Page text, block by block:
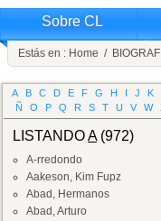
Sobre CL
Estás en : Home /
A B C D E F G H I J K
Ñ
O P Q R S T U V W
LISTANDOA(972)
A-rredondo
Aakeson, Kim Fupz
Abad, Hermanos
Abad, Arturo